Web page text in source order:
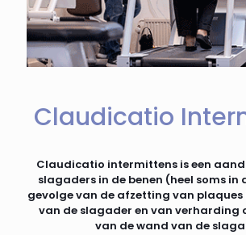
Claudicatio
Claudicatio intermittens is een
slagaders in de benen (heel soms in
gevolge van de afzetting van
van de slagader en van verharding
van de wand van de